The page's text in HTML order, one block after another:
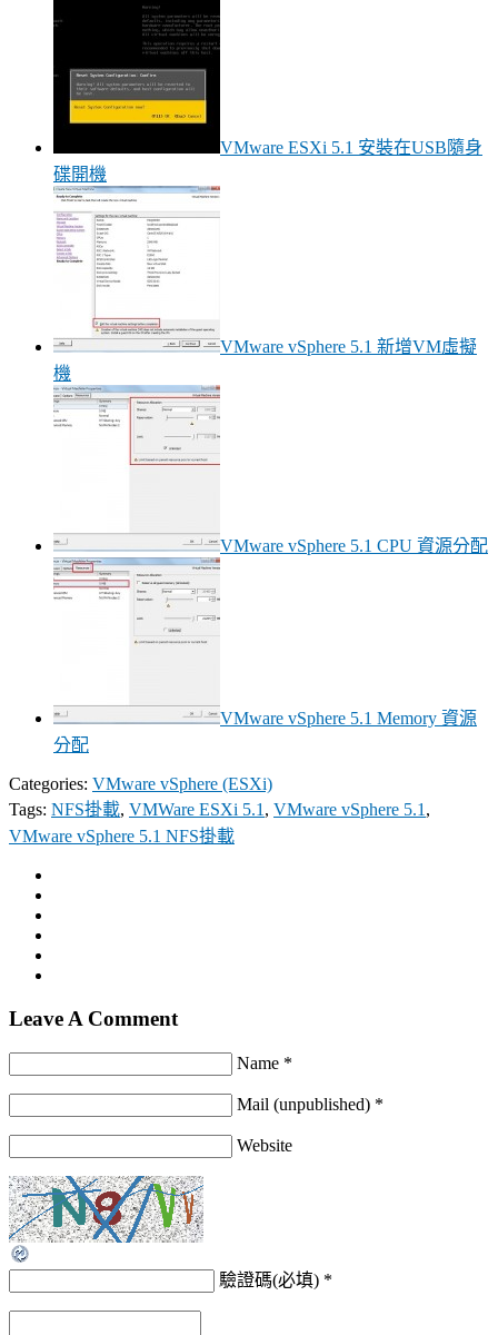
VMware ESXi 5.1 安裝在USB隨身
碟開機
VMware vSphere 5.1 新增VM虛擬
機
VMware vSphere 5.1 CPU 資源分配
VMware vSphere 5.1 Memory 資源
分配
Categories: VMware vSphere (ESXi)
Tags: NFS掛載, VMWare ESXi 5.1, VMware vSphere 5.1,
VMware vSphere 5.1 NFS掛載
Leave A Comment
Name *
Mail (unpublished) *
Website
驗證碼(必填) *